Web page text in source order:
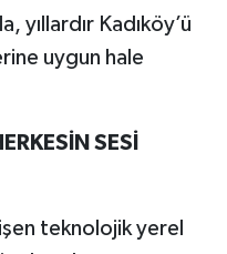
Kadıköy’ü
uygun hale
SESİ
teknolojik yerel